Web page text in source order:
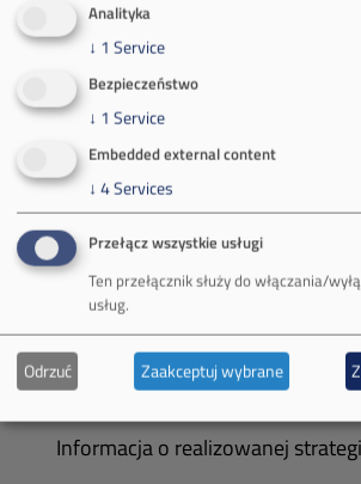
Zakład Górniczy
Zakład Górniczy
Galeria zdjęć
Informacja o realizowanej
Analityka
↓ 1 Service
Bezpieczeństwo
↓ 1 Service
Embedded external content
↓ 4Services
Przełącz wszystkie usługi
Ten przełącznik służy do włączania/
usług.
Odrzuć Zaakceptuj wybrane